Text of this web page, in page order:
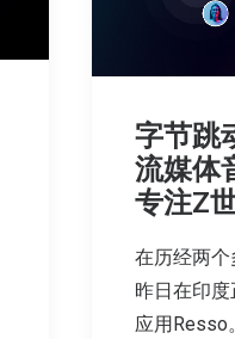
字节跳
流媒体
专注Z
在历经两
昨日在印
应用Resso